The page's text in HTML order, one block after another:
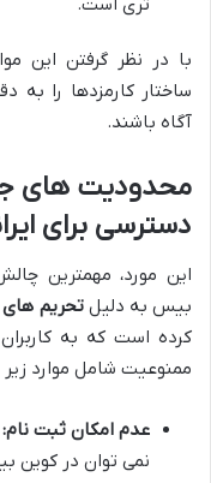
تری است.
با در نظر گرفتن این
ساختار کارمزدها را به
آگاه باشند.
محدودیت های
دسترسی برای
این مورد، مهمترین
بیس به دلیلتحریم های
کرده است که به
ممنوعیت شامل موارد
عدم امکان ثبت نام:
نمی توان در کوین